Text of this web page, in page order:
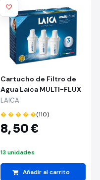
Cartucho de Filtro de
Agua Laica MULTI-FLUX
F3A3/ Pack de 3
Unidades
LAICA
� � � � �(110)
8,50 €
13 unidades
Añadir al carrito